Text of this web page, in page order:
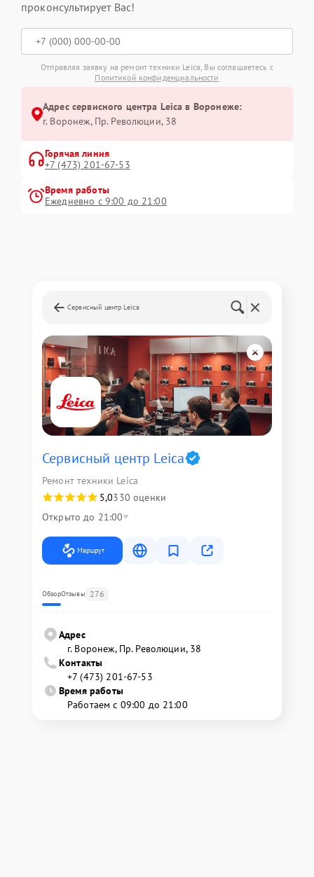
проконсультирует Вас!
Отправляя заявку на ремонт техники Leica, Вы соглашаетесь с
Политикой конфиденциальности
Адрес сервисного центра Leica в Воронеже:
г. Воронеж, Пр. Революции, 38
Горячая линия
+7 (473) 201-67-53
Время работы
Ежедневно с 9:00 до 21:00
Сервисный центр Leica
Сервисный центр Leica
Ремонт техники Leica
5,0330 оценки
Открыто до 21:00
Маршрут
ОбзорОтзывы 276
Адрес
г. Воронеж, Пр. Революции, 38
Контакты
+7 (473) 201-67-53
Время работы
Работаем с 09:00 до 21:00